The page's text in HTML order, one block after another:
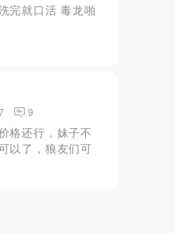
完就口活 毒龙啪
9
格还行，妹子不
以了，狼友们可